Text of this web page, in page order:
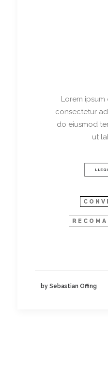
Lorem
consectetur
do eiusmod
ut
by Sebastian Offing